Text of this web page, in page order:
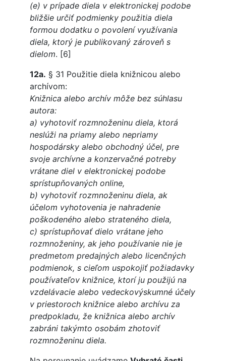
(e) v prípade diela v elektronickej podobe
bližšie určiť podmienky použitia diela
formou dodatku o povolení využívania
diela, ktorý je publikovaný zároveň s
dielom. [6]
12a. § 31 Použitie diela knižnicou alebo
archívom:
Knižnica alebo archív môže bez súhlasu
autora:
a) vyhotoviť rozmnoženinu diela, ktorá
neslúži na priamy alebo nepriamy
hospodársky alebo obchodný účel, pre
svoje archívne a konzervačné potreby
vrátane diel v elektronickej podobe
sprístupňovaných online,
b) vyhotoviť rozmnoženinu diela, ak
účelom vyhotovenia je nahradenie
poškodeného alebo strateného diela,
c) sprístupňovať dielo vrátane jeho
rozmnoženiny, ak jeho používanie nie je
predmetom predajných alebo licenčných
podmienok, s cieľom uspokojiť požiadavky
používateľov knižnice, ktorí ju použijú na
vzdelávacie alebo vedeckovýskumné účely
v priestoroch knižnice alebo archívu za
predpokladu, že knižnica alebo archív
zabráni takýmto osobám zhotoviť
rozmnoženinu diela.